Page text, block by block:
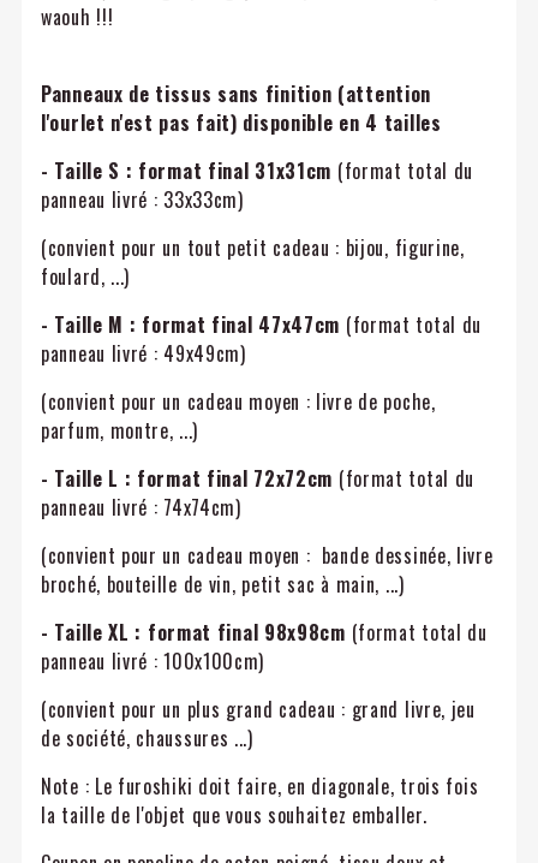
waouh !!!
Panneaux de tissus sans finition (attention
l'ourlet n'est pas fait) disponible en 4 tailles
- Taille S : format final 31x31cm (format total du
panneau livré : 33x33cm)
(convient pour un tout petit cadeau : bijou, figurine,
foulard, ...)
- Taille M : format final 47x47cm (format total du
panneau livré : 49x49cm)
(convient pour un cadeau moyen : livre de poche,
parfum, montre, ...)
- Taille L : format final 72x72cm (format total du
panneau livré : 74x74cm)
(convient pour un cadeau moyen : bande dessinée, livre
broché, bouteille de vin, petit sac à main, ...)
- Taille XL : format final 98x98cm (format total du
panneau livré : 100x100cm)
(convient pour un plus grand cadeau : grand livre, jeu
de société, chaussures ...)
Note : Le furoshiki doit faire, en diagonale, trois fois
la taille de l'objet que vous souhaitez emballer.